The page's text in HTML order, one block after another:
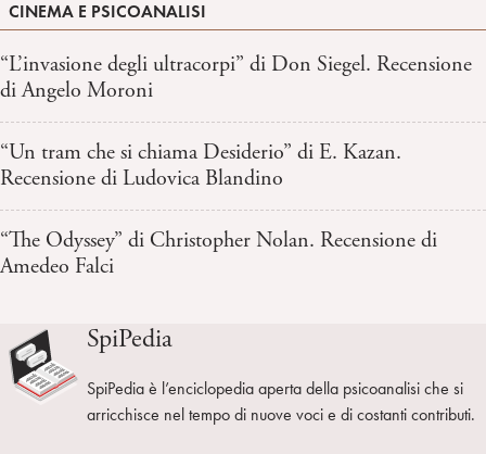
CINEMA E PSICOANALISI
“L’invasione degli ultracorpi” di Don Siegel. Recensione
di Angelo Moroni
“Un tram che si chiama Desiderio” di E. Kazan.
Recensione di Ludovica Blandino
“The Odyssey” di Christopher Nolan. Recensione di
Amedeo Falci
SpiPedia
SpiPedia è l’enciclopedia aperta della psicoanalisi che si
arricchisce nel tempo di nuove voci e di costanti contributi.